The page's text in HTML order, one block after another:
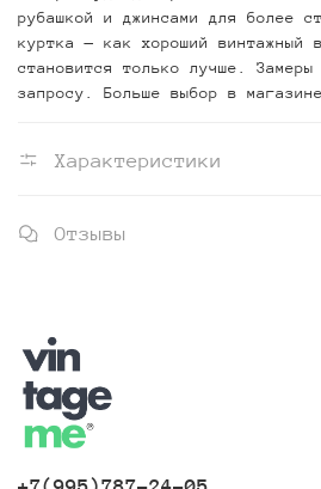
рубашкой и джинсами для более
куртка — как хороший винтажный
становится только лучше.
запросу. Больше выбор в
Характеристики
Отзывы